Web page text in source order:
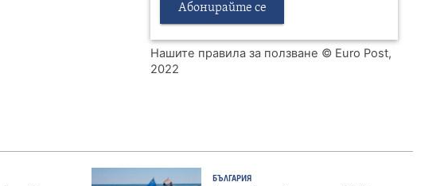
Абонирайте се
Нашите правила за ползване © Euro Post,
2022
БЪЛГАРИЯ